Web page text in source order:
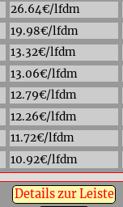
26.64€/lfdm
19.98€/lfdm
13.32€/lfdm
13.06€/lfdm
12.79€/lfdm
12.26€/lfdm
11.72€/lfdm
10.92€/lfdm
Details zur Leiste